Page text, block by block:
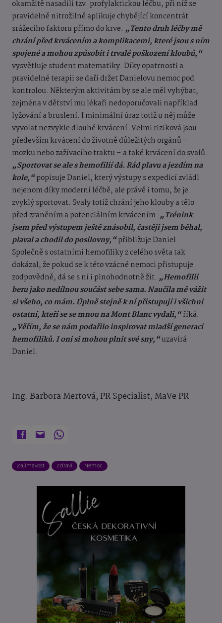
okamžitě nasadili tzv. profylaktickou léčbu, při níž se
pravidelně nitrožilně aplikuje chybějící koncentrát
srážecího faktoru přímo do krve. „Tento druh léčby mě
chrání před krvácením a komplikacemi, které jsou s ním
spojené a mohou způsobit i trvalé poškození kloubů,“
vysvětluje student matematiky. Díky opatrnosti a
pravidelné terapii se daří držet Danielovu nemoc pod
kontrolou. Některým aktivitám by se ale měl vyhýbat,
zejména v dětství mu lékaři nedoporučovali například
lyžování a bruslení. I minimální úraz totiž u něj může
vyvolat nezvykle dlouhé krvácení. Velmi riziková jsou
především krvácení do životně důležitých orgánů –
mozku nebo zažívacího traktu – a také krvácení do svalů.
„Sportovat se ale s hemofilií dá. Rád plavu a jezdím na
kole,“popisuje Daniel, který výstupy s expedicí zvládl
nejenom díky moderní léčbě, ale právě i tomu, že je
zvyklý sportovat. Svaly totiž chrání jeho klouby a tělo
před zraněním a potenciálním krvácením. „Trénink
jsem před výstupem ještě znásobil, častěji jsem běhal,
plaval a chodil do posilovny,“přibližuje Daniel.
Společně s ostatními hemofiliky z celého světa tak
dokázal, že pokud se k této vzácné nemoci přistupuje
zodpovědně, dá se s ní i plnohodnotně žít. „Hemofilii
beru jako nedílnou součást sebe sama. Naučila mě vážit
si všeho, co mám. Úplně stejně k ní přistupují i všichni
ostatní, kteří se se mnou na Mont Blanc vydali,“říká.
„Věřím, že se nám podařilo inspirovat mladší generaci
hemofiliků. I oni si mohou plnit své sny,“uzavírá
Daniel.
Ing. Barbora Mertová, PR Specialist, MaVe PR
Zajímavost Zdraví Nemoc